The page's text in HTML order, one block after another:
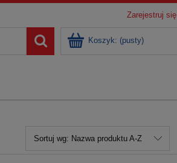
Zarejestruj się
Koszyk: (pusty)
Sortuj wg: Nazwa produktu A-Z